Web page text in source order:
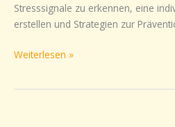
Stresssignale zu erkennen, eine
erstellen und Strategien zur
Weiterlesen »